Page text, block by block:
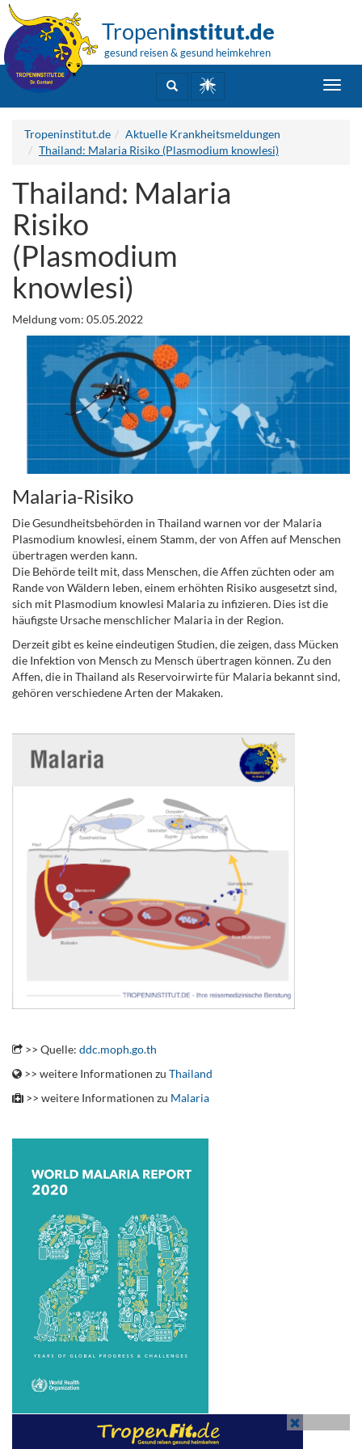
Tropeninstitut.de
gesund reisen & gesund heimkehren
Tropeninstitut.de
Aktuelle Krankheitsmeldungen
Thailand: Malaria Risiko (Plasmodium knowlesi)
Thailand: Malaria
Risiko
(Plasmodium
knowlesi)
Meldung vom: 05.05.2022
Malaria-Risiko
Die Gesundheitsbehörden in Thailand warnen vor der Malaria
Plasmodium knowlesi, einem Stamm, der von Affen auf Menschen
übertragen werden kann.
Die Behörde teilt mit, dass Menschen, die Affen züchten oder am
Rande von Wäldern leben, einem erhöhten Risiko ausgesetzt sind,
sich mit Plasmodium knowlesi Malaria zu infizieren. Dies ist die
häufigste Ursache menschlicher Malaria in der Region.
Derzeit gibt es keine eindeutigen Studien, die zeigen, dass Mücken
die Infektion von Mensch zu Mensch übertragen können. Zu den
Affen, die in Thailand als Reservoirwirte für Malaria bekannt sind,
gehören verschiedene Arten der Makaken.
>> Quelle: ddc.moph.go.th
>> weitere Informationen zu Thailand
>> weitere Informationen zu Malaria